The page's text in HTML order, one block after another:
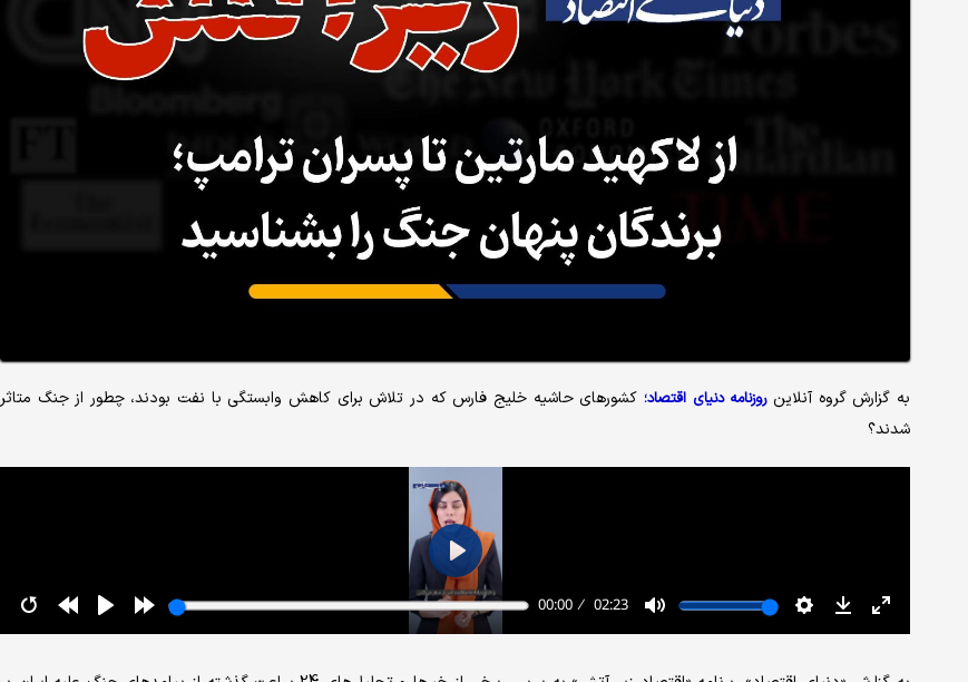
به گزارش گروه آنلاینروزنامه دنیای اقتصاد؛ کشورهای حاشیه خلیج فارس که در تلاش برای کاهش وابستگی با نفت بودند، چطور از جنگ متاثر
شدند؟